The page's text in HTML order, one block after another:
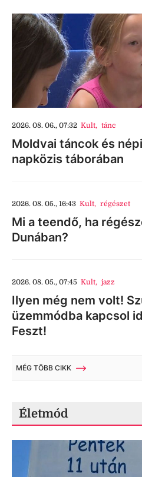
2026. 08. 06., 07:32 Kult, tánc
Moldvai táncok és
napközis táborában
2026. 08. 05., 16:43 Kult, régészet
Mi a teendő, ha
Dunában?
2026. 08. 05., 07:45 Kult, jazz
Ilyen még nem volt!
üzemmódba kapcsol
Feszt!
MÉG TÖBB CIKK
Életmód